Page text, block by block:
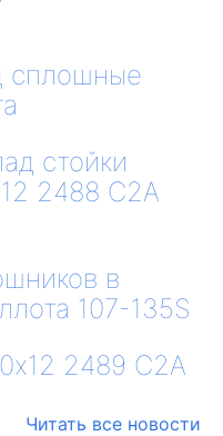
сплошные
стойки
2488 С2А
в
107-135S
2489 С2А
Читать все новости